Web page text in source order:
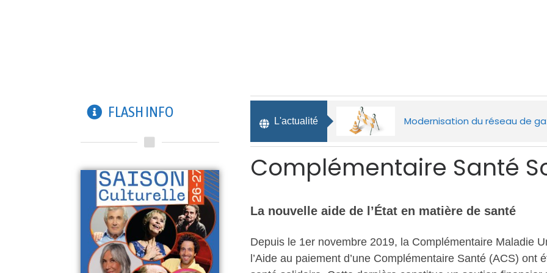
L'actualité Retour en images sur le forum
Les travaux d’aménagement
poursuivront cet été entre
Modernisation du réseau de
Aménagement d’une zone de
d’Aligre
Travaux rue Saint-Thibault
Les Médiévales de Provins 2026
Travaux
Retour en images sur le forum
Les travaux d’aménagement
poursuivront cet été entre
Complémentaire Santé
La nouvelle aide de l’État en matière de santé
Depuis le 1er novembre 2019, la Complémentaire Maladie
l’Aide au paiement d’une Complémentaire Santé (ACS) ont
FLASH INFO